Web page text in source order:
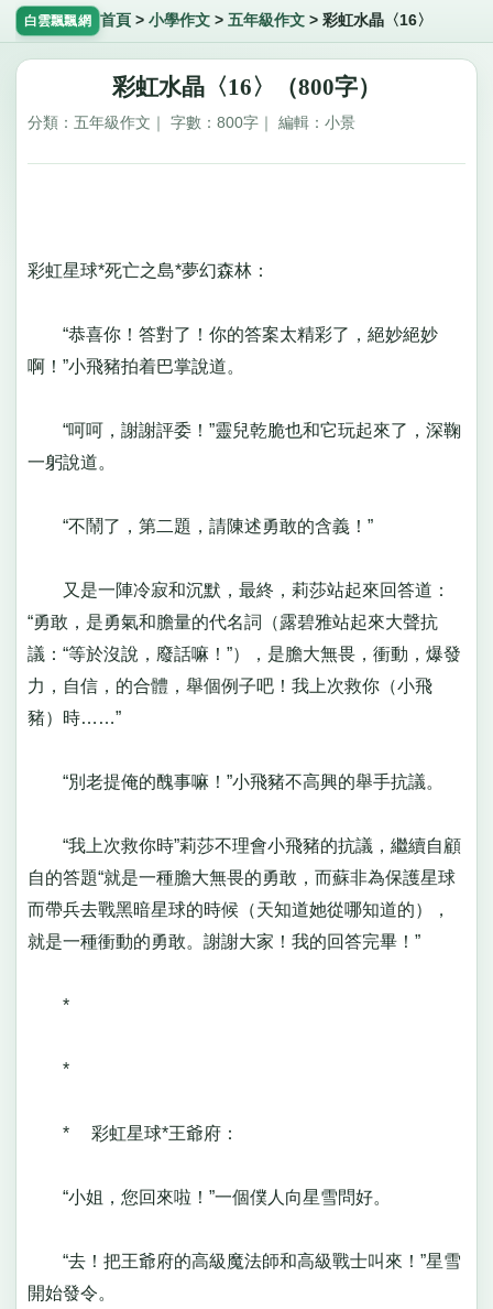
白雲飄飄網 首頁 > 小學作文> 五年級作文> 彩虹水晶〈16〉
彩虹水晶〈16〉（800字）
分類：五年級作文｜ 字數：800字｜ 編輯：小景
彩虹星球*死亡之島*夢幻森林：
“恭喜你！答對了！你的答案太精彩了，絕妙絕妙
啊！”小飛豬拍着巴掌說道。
“呵呵，謝謝評委！”靈兒乾脆也和它玩起來了，深鞠
一躬說道。
“不鬧了，第二題，請陳述勇敢的含義！”
又是一陣冷寂和沉默，最終，莉莎站起來回答道：
“勇敢，是勇氣和膽量的代名詞（露碧雅站起來大聲抗
議：“等於沒說，廢話嘛！”），是膽大無畏，衝動，爆發
力，自信，的合體，舉個例子吧！我上次救你（小飛
豬）時……”
“別老提俺的醜事嘛！”小飛豬不高興的舉手抗議。
“我上次救你時”莉莎不理會小飛豬的抗議，繼續自顧
自的答題“就是一種膽大無畏的勇敢，而蘇非為保護星球
而帶兵去戰黑暗星球的時候（天知道她從哪知道的），
就是一種衝動的勇敢。謝謝大家！我的回答完畢！”
*
*
* 彩虹星球*王爺府：
“小姐，您回來啦！”一個僕人向星雪問好。
“去！把王爺府的高級魔法師和高級戰士叫來！”星雪
開始發令。